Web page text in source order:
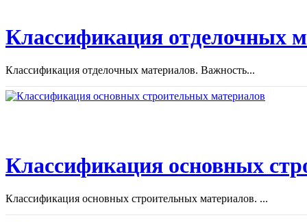
Классификация отделочных
Классификация отделочных материалов. Важность...
Классификация основных
Классификация основных строительных материалов. ...